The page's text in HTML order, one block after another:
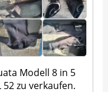
Modell 8 in 5
zu verkaufen.